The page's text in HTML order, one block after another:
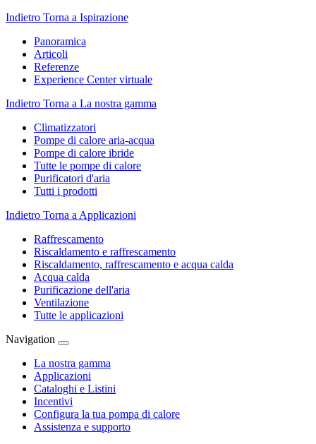
Indietro Torna a Ispirazione
Panoramica
Articoli
Referenze
Experience Center virtuale
Indietro Torna a La nostra gamma
Climatizzatori
Pompe di calore aria-acqua
Pompe di calore ibride
Tutte le pompe di calore
Purificatori d'aria
Tutti i prodotti
Indietro Torna a Applicazioni
Raffrescamento
Riscaldamento e raffrescamento
Riscaldamento, raffrescamento e acqua calda
Acqua calda
Purificazione dell'aria
Ventilazione
Tutte le applicazioni
Navigation
La nostra gamma
Applicazioni
Cataloghi e Listini
Incentivi
Configura la tua pompa di calore
Assistenza e supporto